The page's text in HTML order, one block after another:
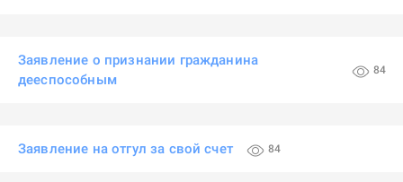
Заявление о признании гражданина
дееспособным
84
Заявление на отгул за свой счет 84